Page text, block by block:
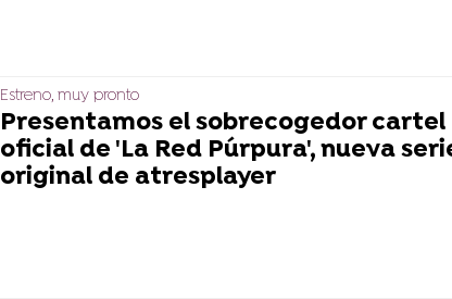
Estreno, muy pronto
Presentamos el sobrecogedor cartel
oficial de 'La Red Púrpura', nueva
original de atresplayer